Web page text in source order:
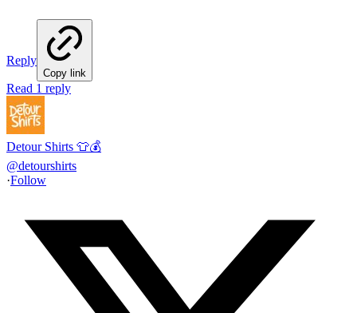
Reply
Copy link
Read 1 reply
Detour Shirts 👕💰
@detourshirts
·Follow